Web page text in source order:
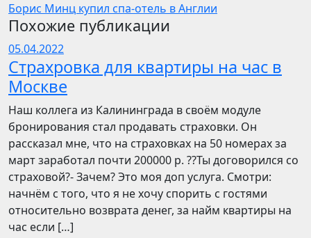
Борис Минц купил спа-отель в Англии
Похожие публикации
05.04.2022
Страхровка для квартиры на час в
Москве
Наш коллега из Калининграда в своём модуле
бронирования стал продавать страховки. Он
рассказал мне, что на страховках на 50 номерах за
март заработал почти 200000 р. ??Ты договорился со
страховой?- Зачем? Это моя доп услуга. Смотри:
начнём с того, что я не хочу спорить с гостями
относительно возврата денег, за найм квартиры на
час если […]